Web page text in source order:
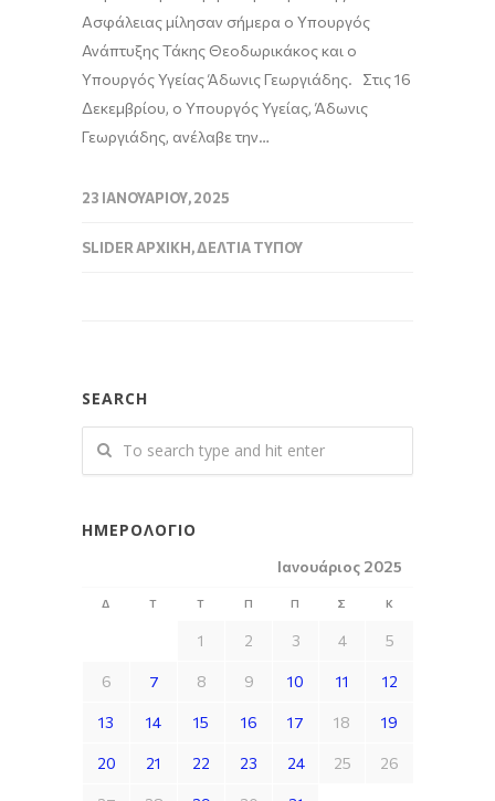
Ασφάλειας μίλησαν σήμερα ο Υπουργός
Ανάπτυξης Τάκης Θεοδωρικάκος και ο
Υπουργός Υγείας Άδωνις Γεωργιάδης. Στις 16
Δεκεμβρίου, ο Υπουργός Υγείας, Άδωνις
Γεωργιάδης, ανέλαβε την…
23 ΙΑΝΟΥΑΡΊΟΥ, 2025
SLIDER ΑΡΧΙΚΉ,ΔΕΛΤΊΑ ΤΎΠΟΥ
SEARCH
ΗΜΕΡΟΛΌΓΙΟ
Ιανουάριος 2025
Δ Τ Τ Π Π Σ Κ
1 2 3 4 5
6 7 8 9 10 11 12
13 14 15 16 17 18 19
20 21 22 23 24 25 26